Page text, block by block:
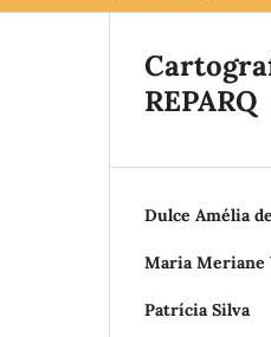
REPARQ
Dulce Amélia
Maria Meriane
Patrícia Silva